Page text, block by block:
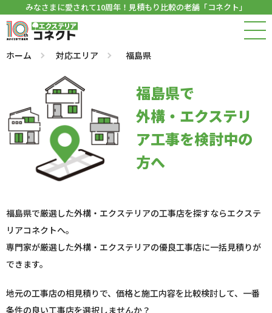
みなさまに愛されて10周年！見積もり比較の老舗「コネクト」
ホーム 対応エリア 福島県
福島県で
外構・エクステリ
ア工事を検討中の
方へ
福島県で厳選した外構・エクステリアの工事店を探すならエクステ
リアコネクトへ。
専門家が厳選した外構・エクステリアの優良工事店に一括見積りが
できます。
地元の工事店の相見積りで、価格と施工内容を比較検討して、一番
条件の良い工事店を選択しませんか？